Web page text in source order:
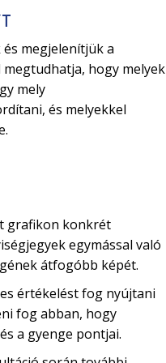
megjelenítjük a
megtudhatja, hogy melyek
mely
és melyekkel
grafikon konkrét
egymással való
átfogóbb képét.
értékelést fog nyújtani
fog abban, hogy
a gyenge pontjai.